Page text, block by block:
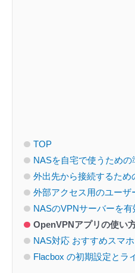
TOP
NASを自宅で使うための
外出先から接続するため
外部アクセス用のユーザ
NASのVPNサーバーを有
OpenVPNアプリの使い
NAS対応 おすすめスマホ
Flacbox の初期設定とラ